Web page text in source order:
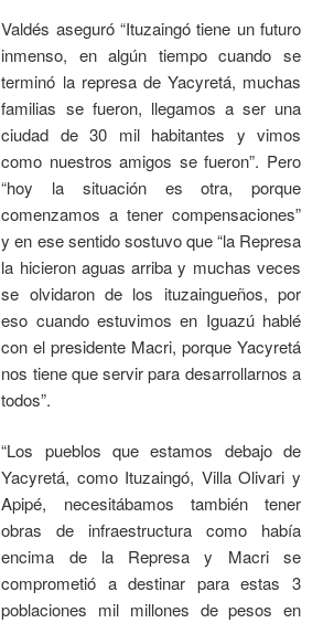
Valdés aseguró “Ituzaingó tiene un futuro
inmenso, en algún tiempo cuando se
terminó la represa de Yacyretá, muchas
familias se fueron, llegamos a ser una
ciudad de 30 mil habitantes y vimos
como nuestros amigos se fueron”. Pero
“hoy la situación es otra, porque
comenzamos a tener compensaciones”
y en ese sentido sostuvo que “la Represa
la hicieron aguas arriba y muchas veces
se olvidaron de los ituzaingueños, por
eso cuando estuvimos en Iguazú hablé
con el presidente Macri, porque Yacyretá
nos tiene que servir para desarrollarnos a
todos”.
“Los pueblos que estamos debajo de
Yacyretá, como Ituzaingó, Villa Olivari y
Apipé, necesitábamos también tener
obras de infraestructura como había
encima de la Represa y Macri se
comprometió a destinar para estas 3
poblaciones mil millones de pesos en